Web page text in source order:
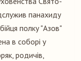
панахиду
полку "Азов"
в соборі у
родичів,